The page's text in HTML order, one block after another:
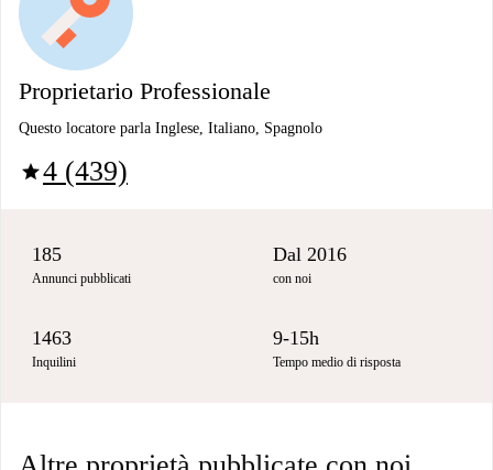
Proprietario Professionale
Questo locatore parla Inglese, Italiano, Spagnolo
star4 (439)
185
Annunci pubblicati
Dal 2016
con noi
1463
Inquilini
9-15h
Tempo medio di risposta